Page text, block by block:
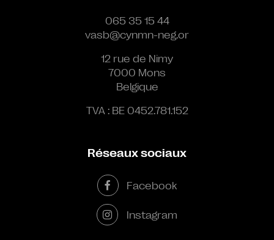
065 35 15 44
vasb@cynmn-neg.or
12 rue de Nimy
7000 Mons
Belgique
TVA : BE 0452.781.152
Réseaux sociaux
Facebook
Instagram